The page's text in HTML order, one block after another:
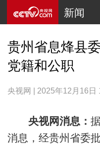
新闻
贵州省息烽县
党籍和公职
央视网 | 2025年12月16日
央视网消息：
消息，经贵州省委